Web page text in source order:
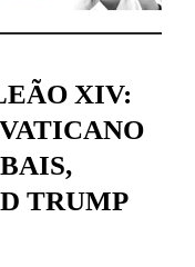
XIV:
TRUMP